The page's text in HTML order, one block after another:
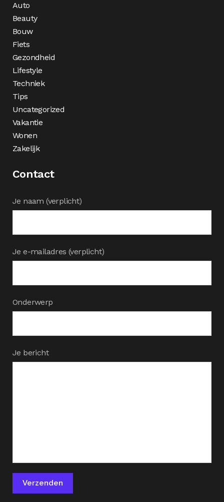
Auto
Beauty
Bouw
Fiets
Gezondheid
Lifestyle
Techniek
Tips
Uncategorized
Vakantie
Wonen
Zakelijk
Contact
Je naam (verplicht)
Je e-mailadres (verplicht)
Onderwerp
Je bericht